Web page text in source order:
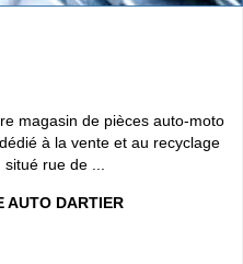
magasin de pièces auto-moto
à la vente et au recyclage
situé rue de ...
AUTO DARTIER